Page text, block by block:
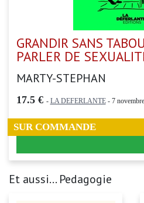
GRANDIR SANS
PARLER DE
MARTY-STEPHAN
17.5 € - LA DEFERLANTE- 7
SUR COMMANDE
Et aussi... Pedagogie